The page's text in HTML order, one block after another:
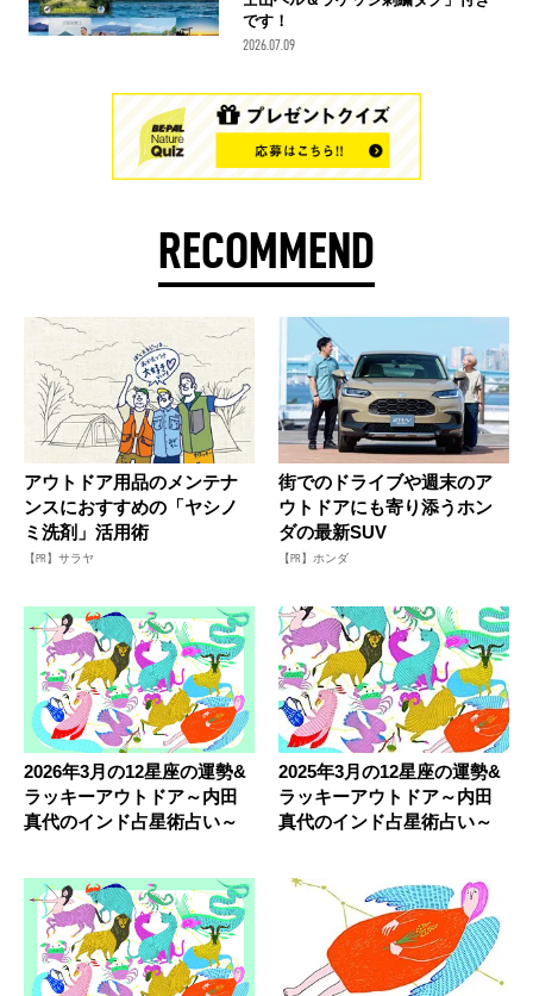
です！
2026.07.09
RECOMMEND
アウトドア用品のメンテナ
ンスにおすすめの「ヤシノ
ミ洗剤」活用術
【PR】サラヤ
街でのドライブや週末のア
ウトドアにも寄り添うホン
ダの最新SUV
【PR】ホンダ
2026年3月の12星座の運勢&
ラッキーアウトドア～内田
真代のインド占星術占い～
2025年3月の12星座の運勢&
ラッキーアウトドア～内田
真代のインド占星術占い～